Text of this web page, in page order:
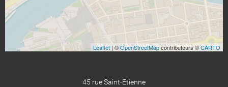
Leaflet | ©OpenStreetMapcontributeurs ©CARTO
45 rue Saint-Etienne